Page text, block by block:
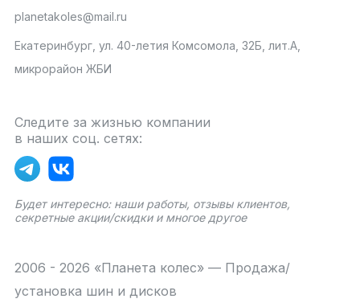
planetakoles@mail.ru
Екатеринбург, ул. 40-летия Комсомола, 32Б, лит.А,
микрорайон ЖБИ
Следите за жизнью компании
в наших соц. сетях:
Будет интересно: наши работы, отзывы клиентов,
секретные акции/скидки и многое другое
2006 - 2026 «Планета колес» — Продажа/
установка шин и дисков